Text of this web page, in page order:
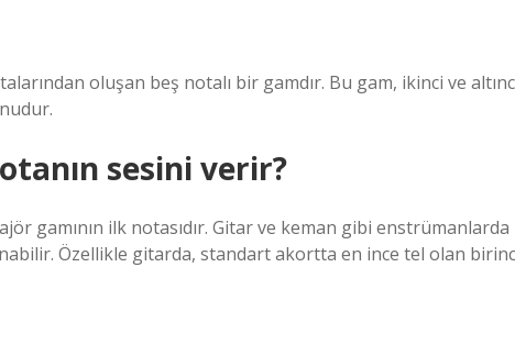
oluşan beş notalı bir gamdır. Bu gam, ikinci ve
sesini verir?
gamının ilk notasıdır. Gitar ve keman gibi enstrümanlarda
Özellikle gitarda, standart akortta en ince tel olan